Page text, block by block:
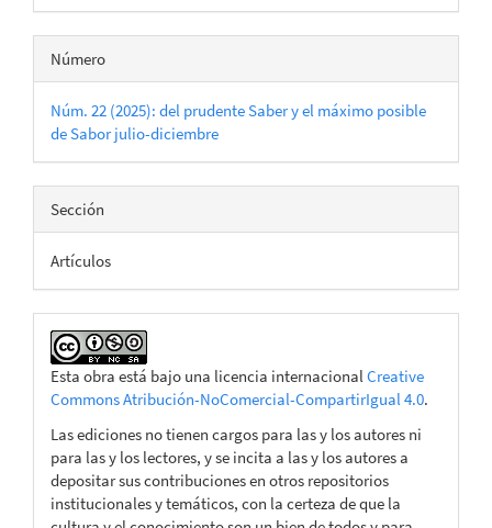
Número
Núm. 22 (2025): del prudente Saber y el máximo posible
de Sabor julio-diciembre
Sección
Artículos
Esta obra está bajo una licencia internacionalCreative
Commons Atribución-NoComercial-CompartirIgual 4.0.
Las ediciones no tienen cargos para las y los autores ni
para las y los lectores, y se incita a las y los autores a
depositar sus contribuciones en otros repositorios
institucionales y temáticos, con la certeza de que la